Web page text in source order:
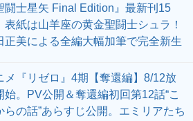
闘士星矢 Final Edition』最新刊15
表紙は山羊座の黄金聖闘士シュラ！
正美による全編大幅加筆で完全新生
メ『リゼロ』4期【奪還編】8/12放
始。PV公開＆奪還編初回第12話“こ
らの話”あらすじ公開。エミリアたち